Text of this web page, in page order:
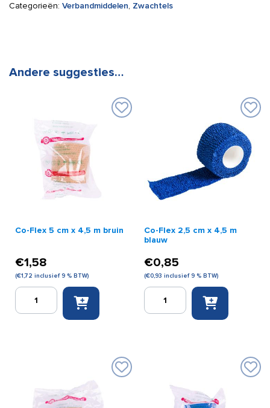
Categorieën: Verbandmiddelen, Zwachtels
Andere suggesties…
Co-Flex 5 cm x 4,5 m bruin
€1,58
(€1,72 inclusief 9 % BTW)
Co-
Co-Flex 2,5 cm x 4,5 m
blauw
€0,85
(€0,93 inclusief 9 % BTW)
Co-